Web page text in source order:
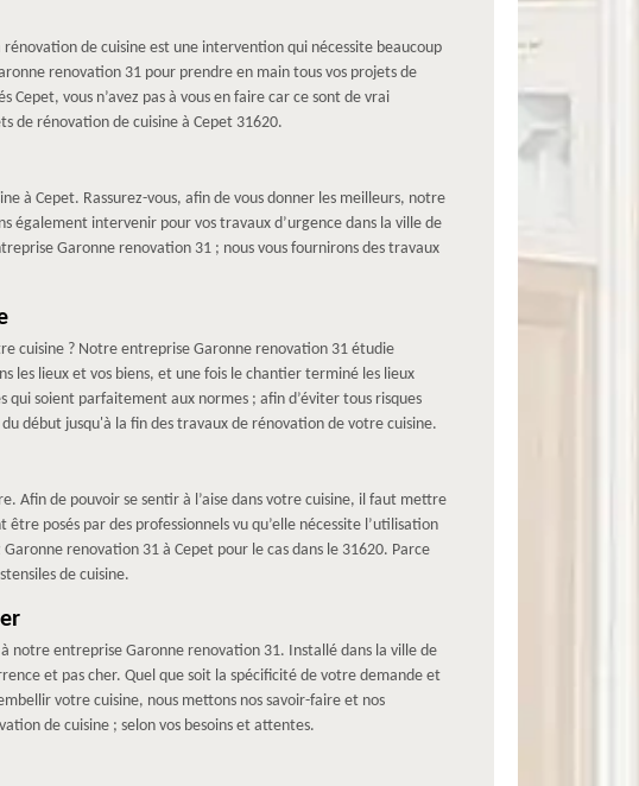
de cuisine est une intervention qui nécessite beaucoup
renovation 31 pour prendre en main tous vos projets de
vous n’avez pas à vous en faire car ce sont de vrai
de rénovation de cuisine à Cepet 31620.
à Cepet. Rassurez-vous, afin de vous donner les meilleurs, notre
également intervenir pour vos travaux d’urgence dans la ville de
Garonne renovation 31 ; nous vous fournirons des travaux
cuisine ? Notre entreprise Garonne renovation 31 étudie
les lieux et vos biens, et une fois le chantier terminé les lieux
qui soient parfaitement aux normes ; afin d’éviter tous risques
début jusqu'à la fin des travaux de rénovation de votre cuisine.
Afin de pouvoir se sentir à l’aise dans votre cuisine, il faut mettre
posés par des professionnels vu qu’elle nécessite l’utilisation
renovation 31 à Cepet pour le cas dans le 31620. Parce
de cuisine.
notre entreprise Garonne renovation 31. Installé dans la ville de
et pas cher. Quel que soit la spécificité de votre demande et
votre cuisine, nous mettons nos savoir-faire et nos
de cuisine ; selon vos besoins et attentes.